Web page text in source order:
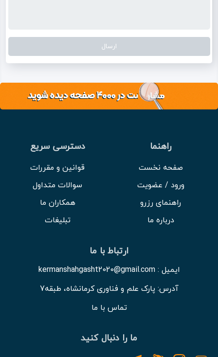
راهنما
صفحه نخست
ورود / عضویت
راهنمای رزرو
درباره ما
دسترسی سریع
قوانین و مقررات
سوالات متداول
همکاران ما
تبلیغات
ارتباط با ما
ایمیل : kermanshahgasht2020@gmail.com
آدرس: پارک علم و فناوری کرمانشاه، طبقه7
تماس با ما
ما را دنبال کنید